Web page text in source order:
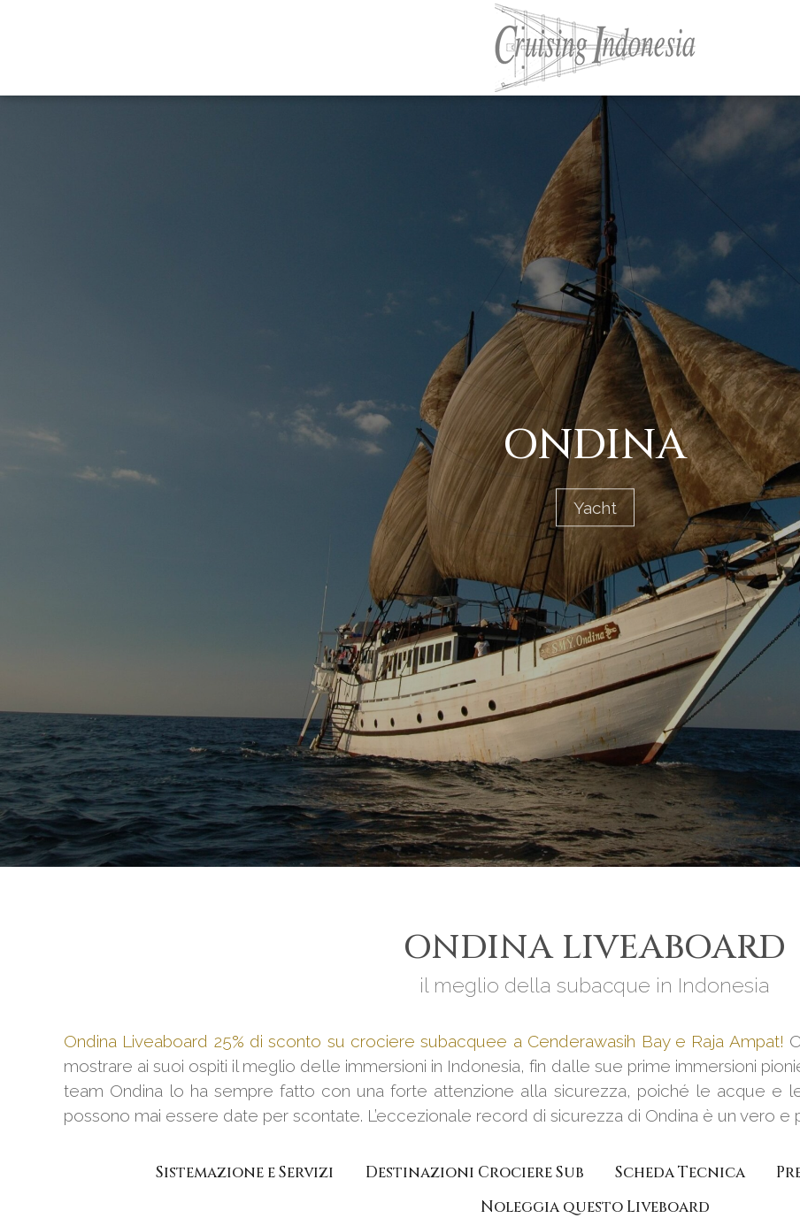
ONDINA
Yacht
ONDINA LIVEABOARD
il meglio della subacque in Indonesia
Ondina Liveaboard 25% di sconto su crociere subacquee a Cenderawasih Bay e Raja Ampat!
mostrare ai suoi ospiti il ​​meglio delle immersioni in Indonesia, fin dalle sue prime immersioni
team Ondina lo ha sempre fatto con una forte attenzione alla sicurezza, poiché le acque e
possono mai essere date per scontate. L’eccezionale record di sicurezza di Ondina è un vero e
Sistemazione e Servizi Destinazioni Crociere Sub Scheda Tecnica
Noleggia questo Liveboard